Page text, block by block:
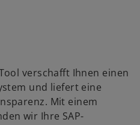
verschafft Ihnen einen
und liefert eine
Mit einem
wir Ihre SAP-